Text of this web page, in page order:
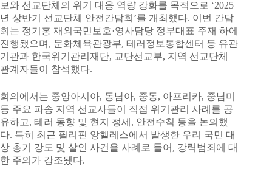
보와 선교단체의 위기 대응 역량 강화를 목적으로 ‘2025
년 상반기 선교단체 안전간담회’를 개최했다. 이번 간담
회는 정기홍 재외국민보호·영사담당 정부대표 주재 하에
진행됐으며, 문화체육관광부, 테러정보통합센터 등 유관
기관과 한국위기관리재단, 교단선교부, 지역 선교단체
관계자들이 참석했다.
회의에서는 중앙아시아, 동남아, 중동, 아프리카, 중남미
등 주요 파송 지역 선교사들이 직접 위기관리 사례를 공
유하고, 테러 동향 및 현지 정세, 안전수칙 등을 논의했
다. 특히 최근 필리핀 앙헬레스에서 발생한 우리 국민 대
상 총기 강도 및 살인 사건을 사례로 들어, 강력범죄에 대
한 주의가 강조됐다.